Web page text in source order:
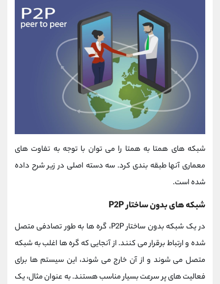
شبکه های همتا به همتا را می توان با توجه به تفاوت های
معماری آنها طبقه بندی کرد. سه دسته اصلی در زیر شرح داده
شده است.
شبکه های بدون ساختار P2P
در یک شبکه بدون ساختار P2P، گره ها به طور تصادفی متصل
شده و ارتباط برقرار می کنند. از آنجایی که گره ها اغلب به شبکه
متصل می شوند و از آن خارج می شوند، این سیستم ها برای
فعالیت های پر سرعت بسیار مناسب هستند. به عنوان مثال، یک